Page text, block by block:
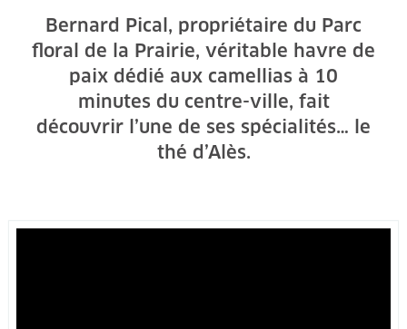
Bernard Pical, propriétaire du Parc
floral de la Prairie, véritable havre de
paix dédié aux camellias à 10
minutes du centre-ville, fait
découvrir l’une de ses spécialités… le
thé d’Alès.